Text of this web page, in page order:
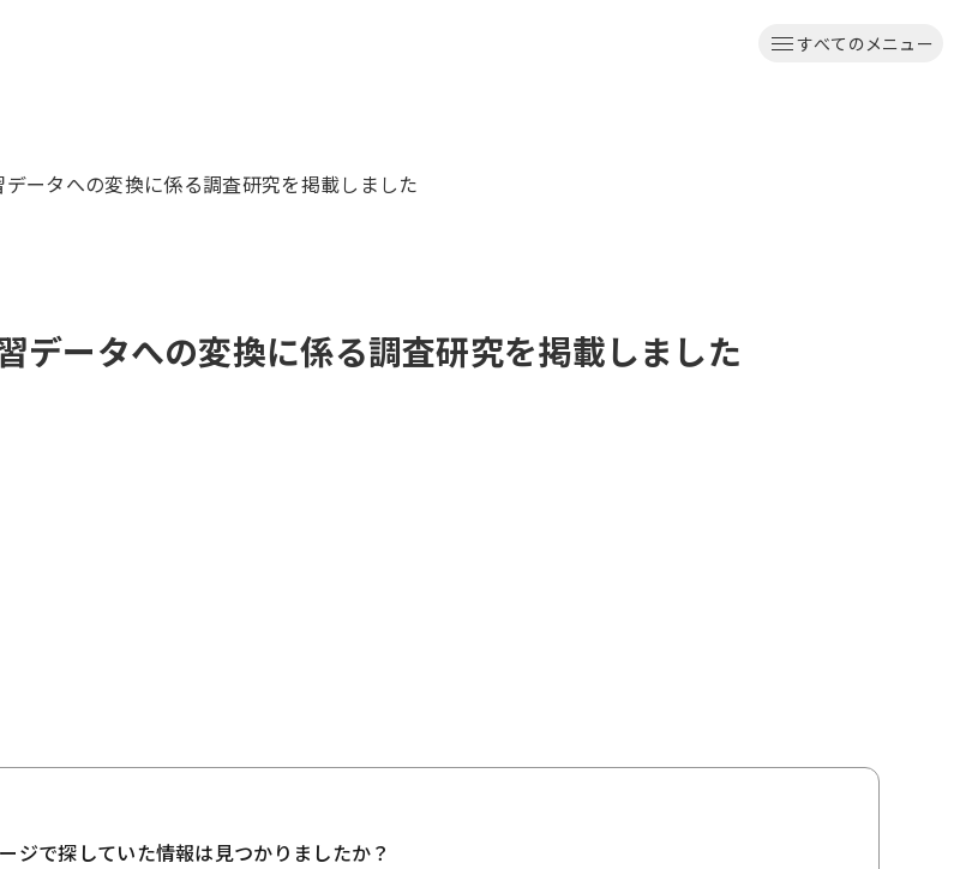
すべてのメニュー
ータへの変換に係る調査研究を掲載しました
データへの変換に係る調査研究を掲載しました
ジで探していた情報は見つかりましたか？